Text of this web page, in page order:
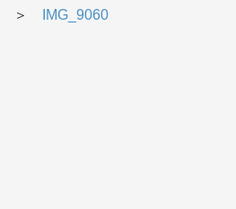
＞ IMG_9060